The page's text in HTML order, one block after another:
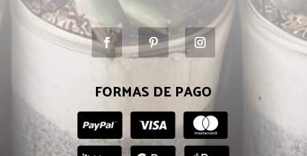
FORMAS DE PAGO